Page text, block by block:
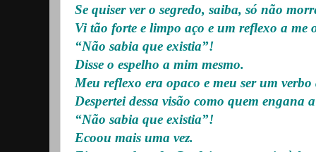
Se quiser ver o segredo, saiba, só não
Vi tão forte e limpo aço e um reflexo a me
“Não sabia que existia”!
Disse o espelho a mim mesmo.
Meu reflexo era opaco e meu ser um
Despertei dessa visão como quem engana
“Não sabia que existia”!
Ecoou mais uma vez.